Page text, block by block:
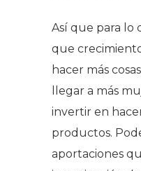
Así que para lo
que
hacer más
llegar a más
invertir en
productos.
aportaciones